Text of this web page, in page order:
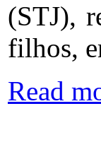
(STJ),
filhos,
Read